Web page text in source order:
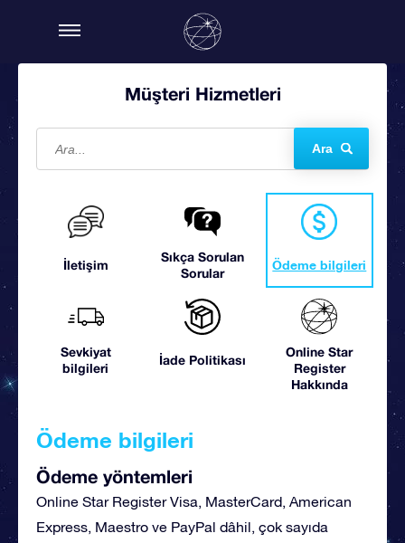
Müşteri Hizmetleri
Ara
İletişim
Sıkça Sorulan
Sorular
Ödeme bilgileri
Sevkiyat
bilgileri
İade Politikası
Online Star
Register
Hakkında
Ödeme bilgileri
Ödeme yöntemleri
Online Star Register Visa, MasterCard, American
Express, Maestro ve PayPal dâhil, çok sayıda